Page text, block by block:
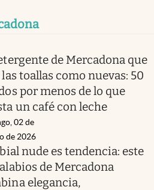
de Mercadona que
las toallas como nuevas: 50
por menos de lo que
un café con leche
02 de
de 2026
nude es tendencia: este
de Mercadona
elegancia,